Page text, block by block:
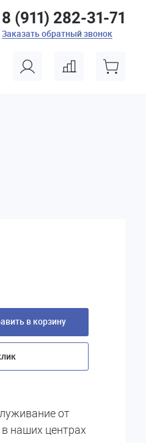
8 (911) 282-31-71
Заказать обратный звонок
в корзину
от
наших центрах